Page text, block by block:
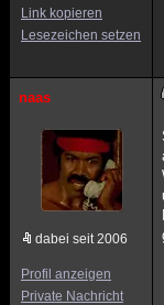
Link kopieren
Lesezeichen setzen
naas
dabei seit 2006
Profil anzeigen
Private Nachricht